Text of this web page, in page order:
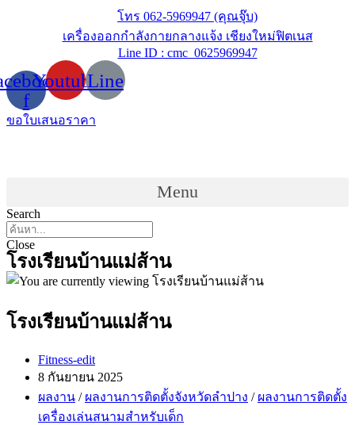
โทร 062-5969947 (คุณจุ๊บ)
เครื่องออกกำลังกายกลางแจ้ง เชียงใหม่ฟิตเนส
Line ID : cmc_0625969947
f
YoutubeLine
ขอใบเสนอราคา
Menu
Search
Close
โรงเรียนบ้านแม่ส้าน
โรงเรียนบ้านแม่ส้าน
Post
author:
Fitness-edit
Post
8 กันยายน 2025
Post
category:
ผลงาน / ผลงานการติดตั้งจังหวัดลำปาง / ผลงานการติดตั้ง
เครื่องเล่นสนามสำหรับเด็ก